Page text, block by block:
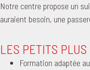
Notre centre propose un
auraient besoin, une
LES PETITS PLUS
Formation adaptée